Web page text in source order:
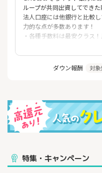
ループが共同出資してできた
法人口座には他銀行と比較
力的な点が多数あります！
・各種手数料は最安クラス
・提出書類は2つだけで、即
・開設はネットのみで完結
・バーチャルオフィスや携
さらに無料で発行できるデ
があります！
・毎月ご利用金額の最大
・発行手数料無料、年会費
少しでも気になった方は一
ダウン報酬 対象
特集・キャンペーン